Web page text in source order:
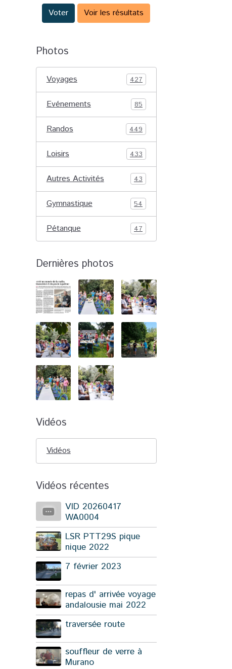
Voter Voir les résultats
Photos
Voyages 427
Evénements 85
Randos 449
Loisirs 433
Autres Activités 43
Gymnastique 54
Pétanque 47
Dernières photos
Vidéos
Vidéos
Vidéos récentes
VID 20260417
WA0004
LSR PTT29S pique
nique 2022
7 février 2023
repas d' arrivée voyage
andalousie mai 2022
traversée route
souffleur de verre à
Murano